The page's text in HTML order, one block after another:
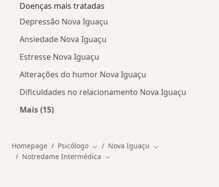
Doenças mais tratadas
Depressão Nova Iguaçu
Ansiedade Nova Iguaçu
Estresse Nova Iguaçu
Alterações do humor Nova Iguaçu
Dificuldades no relacionamento Nova Iguaçu
Mais (15)
Homepage Psicólogo Mudar de cidade
Nova Iguaçu Mudar de cidade
Notredame Intermédica Mudar de cidade